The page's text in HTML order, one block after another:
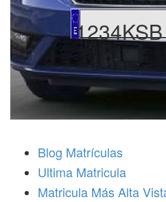
1234KSB
Blog Matrículas
Ultima Matricula
Matricula Más Alta